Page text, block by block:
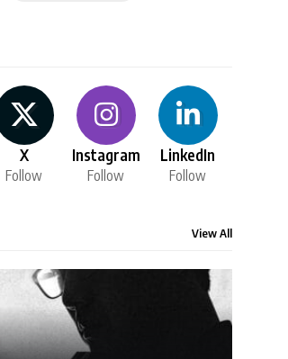
X
Follow
Instagram
Follow
LinkedIn
Follow
View All